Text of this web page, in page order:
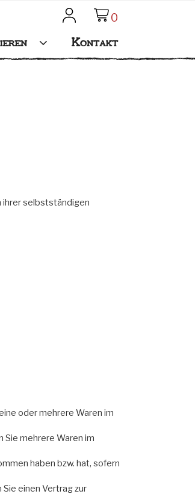
Mein Konto 0
Kontakt
ihrer selbstständigen
oder mehrere Waren im
Sie mehrere Waren im
haben bzw. hat, sofern
einen Vertrag zur